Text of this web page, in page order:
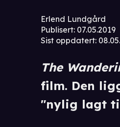
Erlend Lundgård
Publisert: 07.05.2019
Sist oppdatert:
The
film. Den
"nylig lagt